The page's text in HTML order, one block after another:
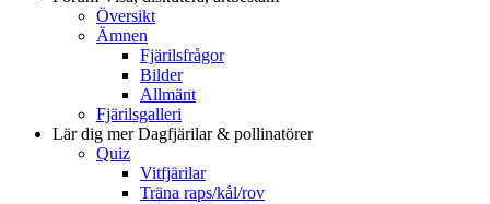
Översikt
Ämnen
Fjärilsfrågor
Bilder
Allmänt
Fjärilsgalleri
Lär dig merDagfjärilar & pollinatörer
Quiz
Vitfjärilar
Träna raps/kål/rov